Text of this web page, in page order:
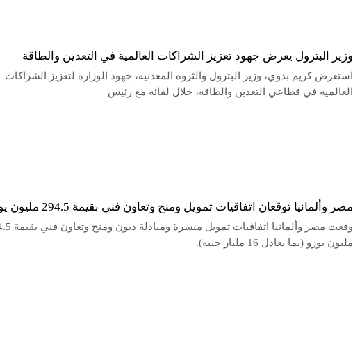
وزير البترول يعرض جهود تعزيز الشراكات العالمية في التعدين والطاقة
استعرض كريم بدوي، وزير البترول والثروة المعدنية، جهود الوزارة لتعزيز الشراكات
العالمية في قطاعي التعدين والطاقة، خلال لقائه مع رئيس
مصر وألمانيا توقعان اتفاقيات تمويل ومنح وتعاون فني بقيمة 294.5 مليون يورو
وقعت مصر وألمانيا اتفاقيات
مليون يورو (بما يعادل 16 مليار جنيه).